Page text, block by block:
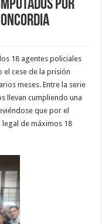
por
18 agentes policiales
el cese de la prisión
meses. Entre la serie
llevan cumpliendo una
que por el
legal de máximos 18